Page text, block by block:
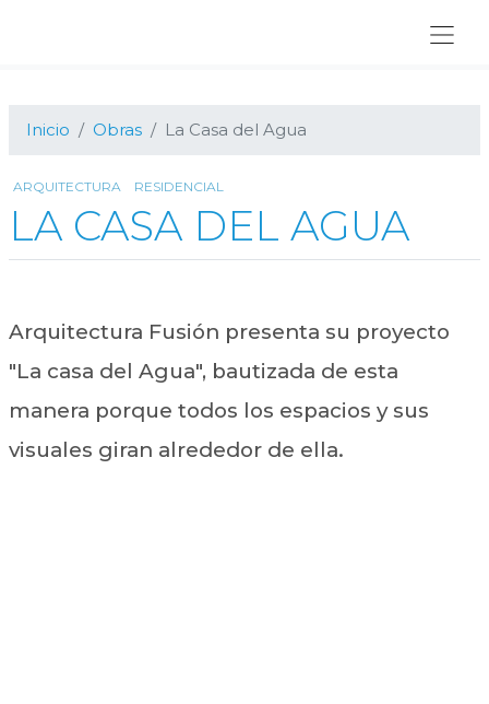
Inicio
Obras La Casa del Agua
ARQUITECTURA RESIDENCIAL
LA CASA DEL AGUA
Arquitectura Fusión presenta su proyecto
"La casa del Agua", bautizada de esta
manera porque todos los espacios y sus
visuales giran alrededor de ella.